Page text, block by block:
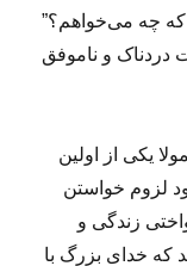
که چه می‌خواهم؟”
دردناک و ناموفق
یکی از اولین
لزوم خواستن
زندگی و
که خدای بزرگ با